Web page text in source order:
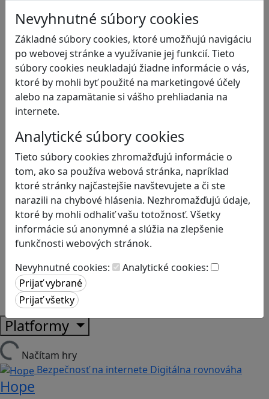
Nevyhnutné súbory cookies
Základné súbory cookies, ktoré umožňujú navigáciu
po webovej stránke a využívanie jej funkcií. Tieto
súbory cookies neukladajú žiadne informácie o vás,
ktoré by mohli byť použité na marketingové účely
alebo na zapamätanie si vášho prehliadania na
internete.
Analytické súbory cookies
Tieto súbory cookies zhromažďujú informácie o
tom, ako sa používa webová stránka, napríklad
ktoré stránky najčastejšie navštevujete a či ste
narazili na chybové hlásenia. Nezhromažďujú údaje,
ktoré by mohli odhaliť vašu totožnosť. Všetky
informácie sú anonymné a slúžia na zlepšenie
funkčnosti webových stránok.
Nevyhnutné cookies:
Analytické cookies:
Bezpečnosť na internete
Čítanie s porozumením
Digitálna rovnováha
Ekológia
Emočná inteligencia
Finančná gramotnosť
Globálne vzdelávanie
Kreativita
Kultúrne dedičstvo
Kyberšikana
Logické myslenie
Ľudské práva a tolerancia
Mediálna gramotnosť
Motorika a koncentrácia
Podnikavosť a inovácie
Prírodné vedy / STEM
Sociálne zručnosti a kooperácia
Strategické myslenie
Zdravie a pohyb
Platformy
Načítam hry
Bezpečnosť na internete Digitálna rovnováha
Hope